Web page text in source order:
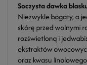
Soczysta dawka
Niezwykle bogaty, a
skórę przed wolnymi
rozświetloną i
ekstraktów
oraz kwasu